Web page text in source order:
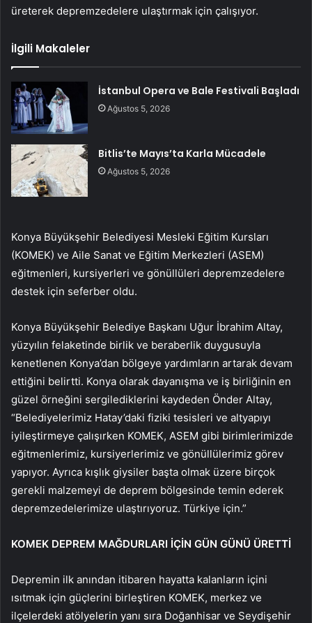
üreterek depremzedelere ulaştırmak için çalışıyor.
İlgili Makaleler
İstanbul Opera ve Bale Festivali Başladı
Ağustos 5, 2026
Bitlis’te Mayıs’ta Karla Mücadele
Ağustos 5, 2026
Konya Büyükşehir Belediyesi Mesleki Eğitim Kursları
(KOMEK) ve Aile Sanat ve Eğitim Merkezleri (ASEM)
eğitmenleri, kursiyerleri ve gönüllüleri depremzedelere
destek için seferber oldu.
Konya Büyükşehir Belediye Başkanı Uğur İbrahim Altay,
yüzyılın felaketinde birlik ve beraberlik duygusuyla
kenetlenen Konya’dan bölgeye yardımların artarak devam
ettiğini belirtti. Konya olarak dayanışma ve iş birliğinin en
güzel örneğini sergilediklerini kaydeden Önder Altay,
“Belediyelerimiz Hatay’daki fiziki tesisleri ve altyapıyı
iyileştirmeye çalışırken KOMEK, ASEM gibi birimlerimizde
eğitmenlerimiz, kursiyerlerimiz ve gönüllülerimiz görev
yapıyor. Ayrıca kışlık giysiler başta olmak üzere birçok
gerekli malzemeyi de deprem bölgesinde temin ederek
depremzedelerimize ulaştırıyoruz. Türkiye için.”
KOMEK DEPREM MAĞDURLARI İÇİN GÜN GÜNÜ ÜRETTİ
Depremin ilk anından itibaren hayatta kalanların içini
ısıtmak için güçlerini birleştiren KOMEK, merkez ve
ilçelerdeki atölyelerin yanı sıra Doğanhisar ve Seydişehir